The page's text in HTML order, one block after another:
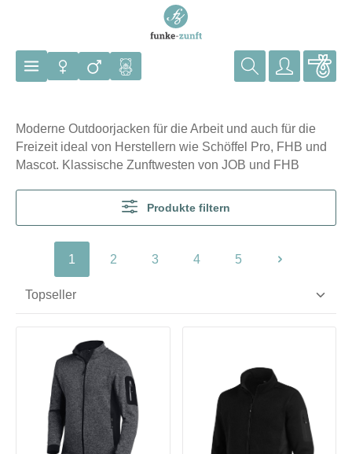
Moderne Outdoorjacken für die Arbeit und auch für die
Freizeit ideal von Herstellern wie Schöffel Pro, FHB und
Mascot. Klassische Zunftwesten von JOB und FHB
Produkte filtern
Seite
1
Seite
2
Seite
3
Seite
4
Seite
5